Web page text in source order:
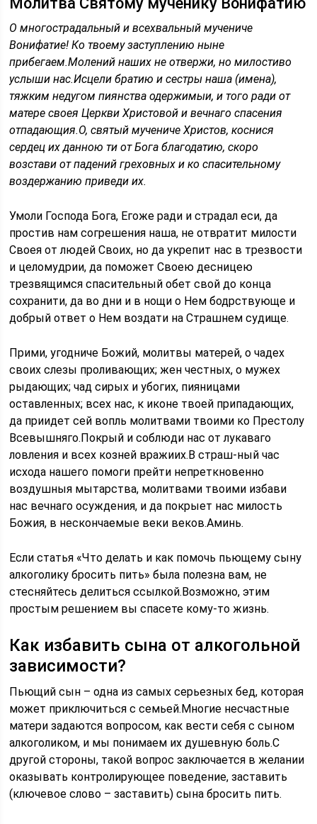
О многострадальный и всехвальный мучениче
Вонифатие! Ко твоему заступлению ныне
прибегаем.Молений наших не отвержи, но милостиво
услыши нас.Исцели братию и сестры наша (имена),
тяжким недугом пиянства одержимыи, и того ради от
матере своея Церкви Христовой и вечнаго спасения
отпадающия.О, святый мучениче Христов, коснися
сердец их данною ти от Бога благодатию, скоро
возстави от падений греховных и ко спасительному
воздержанию приведи их.
Умоли Господа Бога, Егоже ради и страдал еси, да
простив нам согрешения наша, не отвратит милости
Своея от людей Своих, но да укрепит нас в трезвости
и целомудрии, да поможет Своею десницею
трезвящимся спасительный обет свой до конца
сохранити, да во дни и в нощи о Нем бодрствующе и
добрый ответ о Нем воздати на Страшнем судище.
Прими, угодниче Божий, молитвы матерей, о чадех
своих слезы проливающих; жен честных, о мужех
рыдающих; чад сирых и убогих, пияницами
оставленных; всех нас, к иконе твоей припадающих,
да приидет сей вопль молитвами твоими ко Престолу
Всевышняго.Покрый и соблюди нас от лукаваго
ловления и всех козней вражиих.В страш-ный час
исхода нашего помоги прейти непреткновенно
воздушныя мытарства, молитвами твоими избави
нас вечнаго осуждения, и да покрыет нас милость
Божия, в нескончаемые веки веков.Аминь.
Если статья «Что делать и как помочь пьющему сыну
алкоголику бросить пить» была полезна вам, не
стесняйтесь делиться ссылкой.Возможно, этим
простым решением вы спасете кому-то жизнь.
Как избавить сына от алкогольной
зависимости?
Пьющий сын – одна из самых серьезных бед, которая
может приключиться с семьей.Многие несчастные
матери задаются вопросом, как вести себя с сыном
алкоголиком, и мы понимаем их душевную боль.С
другой стороны, такой вопрос заключается в желании
оказывать контролирующее поведение, заставить
(ключевое слово – заставить) сына бросить пить.